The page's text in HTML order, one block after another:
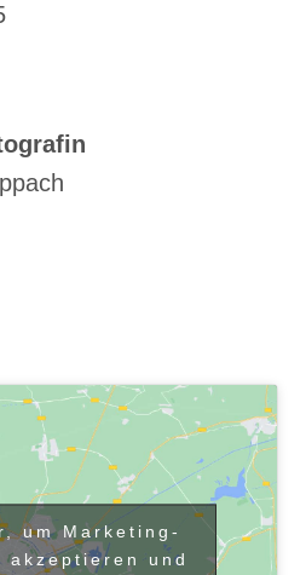
um Marketing-
akzeptieren und